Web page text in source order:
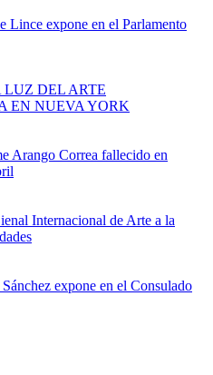
Lince expone en el Parlamento
LUZ DEL ARTE
EN NUEVA YORK
Arango Correa fallecido en
Internacional de Arte a la
expone en el Consulado